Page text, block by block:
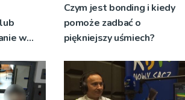
w
Czym jest bonding i kiedy
pomoże zadbać o
piękniejszy uśmiech?